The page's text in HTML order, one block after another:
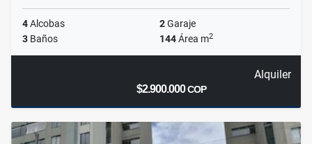
4Alcobas 2Garaje
3 Baños 144Área m2
Alquiler
$2.900.000COP